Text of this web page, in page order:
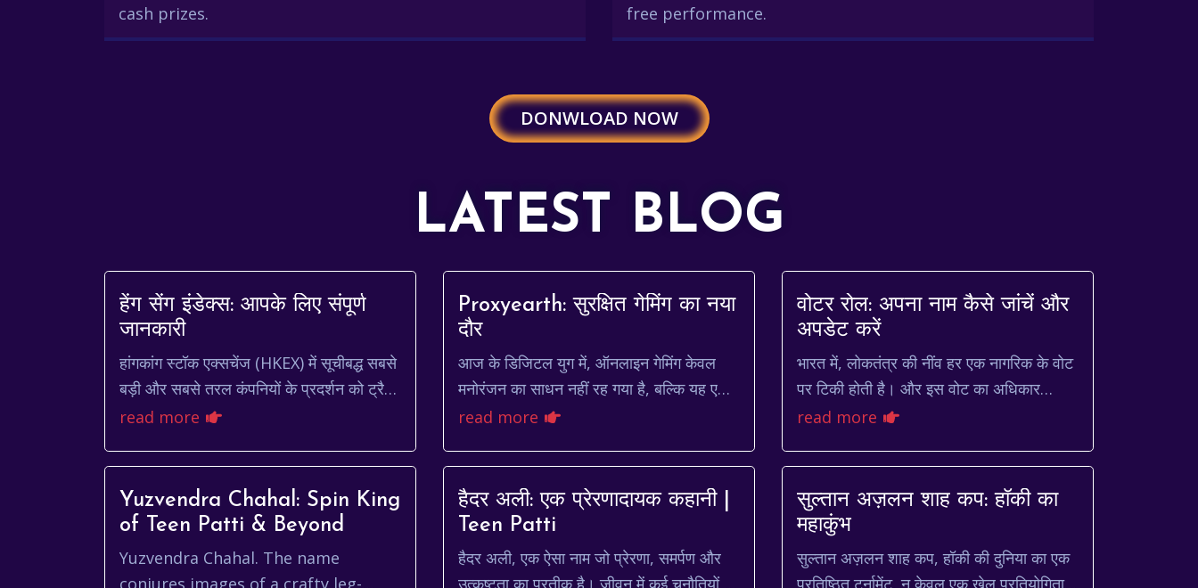
cash prizes.
free performance.
DONWLOAD NOW
LATEST BLOG
हेंग सेंग इंडेक्स: आपके लिए संपूर्ण
जानकारी
हांगकांग स्टॉक एक्सचेंज (HKEX) में सूचीबद्ध सबसे
बड़ी और सबसे तरल कंपनियों के प्रदर्शन को ट्रैक
करने वाला एक प्रमुख बेंचमार्क है हेंग सेंग इंडेक्स।
read more
Proxyearth: सुरक्षित गेमिंग का नया
दौर
आज के डिजिटल युग में, ऑनलाइन गेमिंग केवल
मनोरंजन का साधन नहीं रह गया है, बल्कि यह एक
वैश्विक समुदाय बन चुका है। चाहे आप एक कैज़ुअल
read more
वोटर रोल: अपना नाम कैसे जांचें और
अपडेट करें
भारत में, लोकतंत्र की नींव हर एक नागरिक के वोट
पर टिकी होती है। और इस वोट का अधिकार
सुनिश्चित करने के लिए, वोटर रोल (जिसे मतदाता
read more
Yuzvendra Chahal: Spin King
of Teen Patti & Beyond
Yuzvendra Chahal. The name
conjures images of a crafty leg-
हैदर अली: एक प्रेरणादायक कहानी |
Teen Patti
हैदर अली, एक ऐसा नाम जो प्रेरणा, समर्पण और
उत्कृष्टता का प्रतीक है। जीवन में कई चुनौतियों का
सुल्तान अज़लन शाह कप: हॉकी का
महाकुंभ
सुल्तान अज़लन शाह कप, हॉकी की दुनिया का एक
प्रतिष्ठित टूर्नामेंट, न केवल एक खेल प्रतियोगिता